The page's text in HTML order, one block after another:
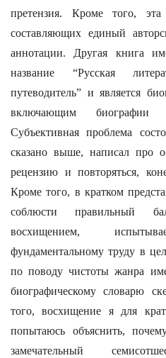
претензия. Кроме того,
составляющих единый
аннотации. Другая книга
название “Русская
путеводитель” и является
включающим биографии
Субъективная проблема
сказано выше, написал про
рецензию и повторяться,
Кроме того, в кратком
соблюсти правильный
восхищением,
фундаментальному труду в
по поводу чистоты жанра
биографическому словарю
того, восхищение я для
попытаюсь объяснить,
замечательный